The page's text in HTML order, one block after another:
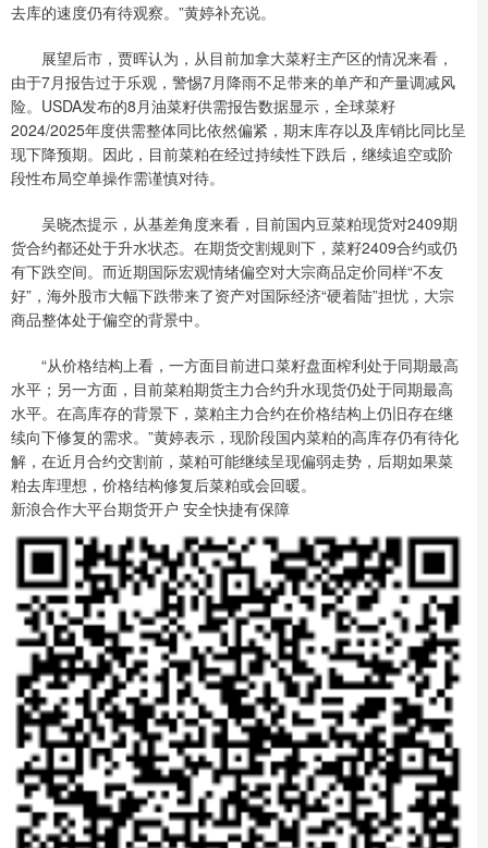
去库的速度仍有待观察。”黄婷补充说。
展望后市，贾晖认为，从目前加拿大菜籽主产区的情况来看，
由于7月报告过于乐观，警惕7月降雨不足带来的单产和产量调减风
险。USDA发布的8月油菜籽供需报告数据显示，全球菜籽
2024/2025年度供需整体同比依然偏紧，期末库存以及库销比同比呈
现下降预期。因此，目前菜粕在经过持续性下跌后，继续追空或阶
段性布局空单操作需谨慎对待。
吴晓杰提示，从基差角度来看，目前国内豆菜粕现货对2409期
货合约都还处于升水状态。在期货交割规则下，菜籽2409合约或仍
有下跌空间。而近期国际宏观情绪偏空对大宗商品定价同样“不友
好”，海外股市大幅下跌带来了资产对国际经济“硬着陆”担忧，大宗
商品整体处于偏空的背景中。
“从价格结构上看，一方面目前进口菜籽盘面榨利处于同期最高
水平；另一方面，目前菜粕期货主力合约升水现货仍处于同期最高
水平。在高库存的背景下，菜粕主力合约在价格结构上仍旧存在继
续向下修复的需求。”黄婷表示，现阶段国内菜粕的高库存仍有待化
解，在近月合约交割前，菜粕可能继续呈现偏弱走势，后期如果菜
粕去库理想，价格结构修复后菜粕或会回暖。
新浪合作大平台期货开户 安全快捷有保障